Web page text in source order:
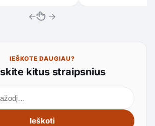
← →
IEŠKOTE DAUGIAU?
kitus straipsnius
Ieškoti